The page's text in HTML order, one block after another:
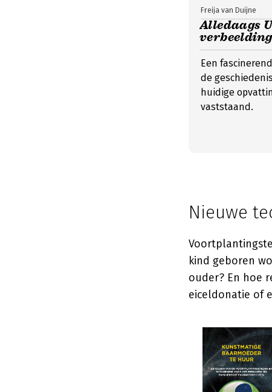
Alledaags
verbeelding
Freija van Duijne
Een
de
huidige
vaststaand.
Nieuwe
kind geboren
ouder? En hoe
eiceldonatie of